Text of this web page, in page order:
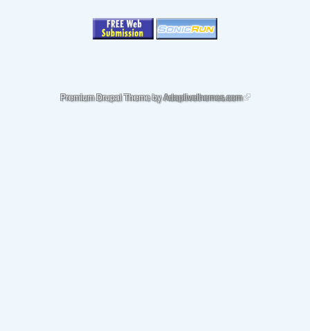
Premium Drupal Theme byAdaptivethemes.com(link is external)